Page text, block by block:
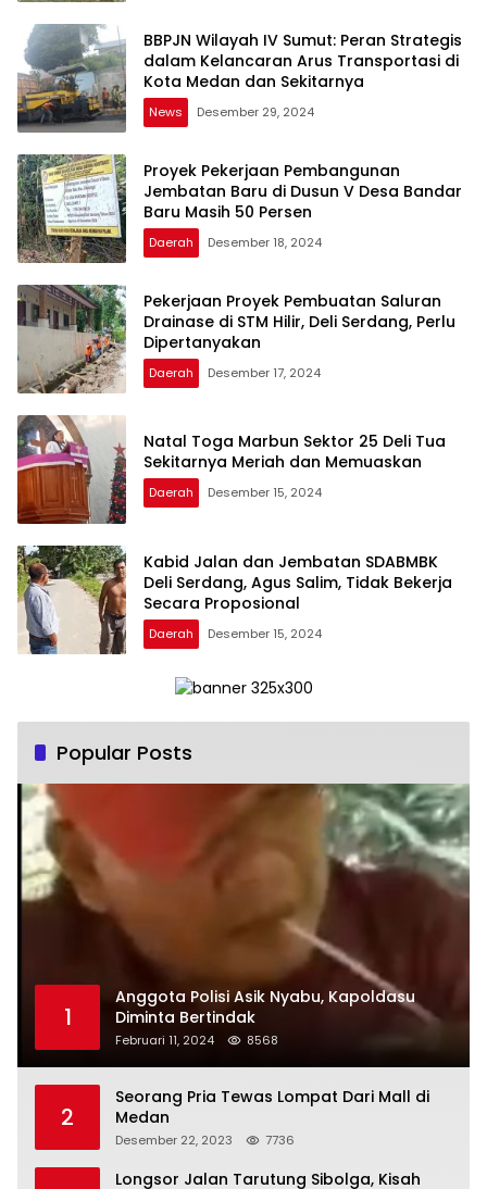
BBPJN Wilayah IV Sumut: Peran Strategis
dalam Kelancaran Arus Transportasi di
Kota Medan dan Sekitarnya
News Desember 29, 2024
Proyek Pekerjaan Pembangunan
Jembatan Baru di Dusun V Desa Bandar
Baru Masih 50 Persen
Daerah Desember 18, 2024
Pekerjaan Proyek Pembuatan Saluran
Drainase di STM Hilir, Deli Serdang, Perlu
Dipertanyakan
Daerah Desember 17, 2024
Natal Toga Marbun Sektor 25 Deli Tua
Sekitarnya Meriah dan Memuaskan
Daerah Desember 15, 2024
Kabid Jalan dan Jembatan SDABMBK
Deli Serdang, Agus Salim, Tidak Bekerja
Secara Proposional
Daerah Desember 15, 2024
Popular Posts
1
Anggota Polisi Asik Nyabu, Kapoldasu
Diminta Bertindak
Februari 11, 2024 8568
2
Seorang Pria Tewas Lompat Dari Mall di
Medan
Desember 22, 2023 7736
Longsor Jalan Tarutung Sibolga, Kisah